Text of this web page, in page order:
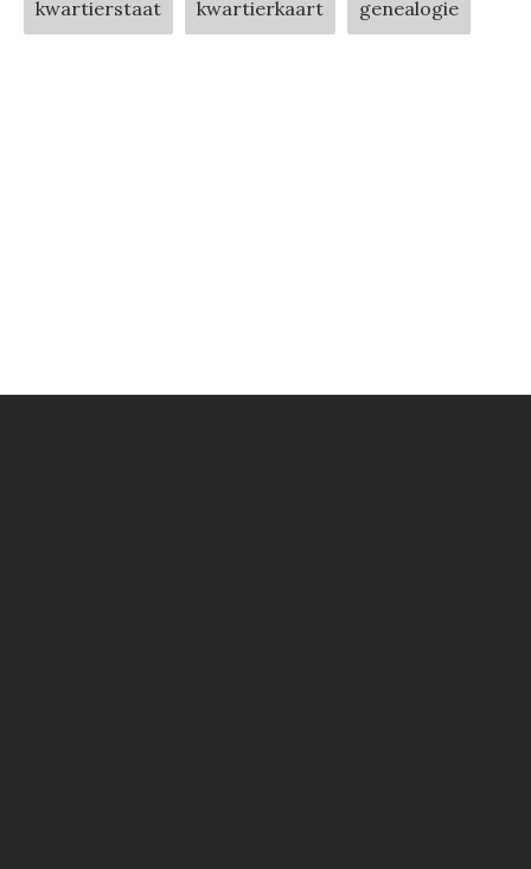
kwartierstaat kwartierkaart genealogie